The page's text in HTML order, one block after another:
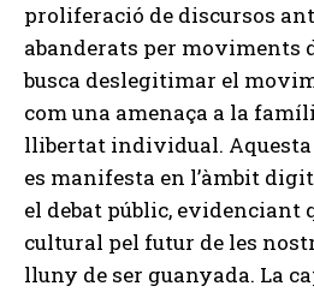
proliferació de discursos
abanderats per moviments
busca deslegitimar el
com una amenaça a la
llibertat individual.
es manifesta en l’àmbit
el debat públic, evidenciant
cultural pel futur de les
lluny de ser guanyada. La